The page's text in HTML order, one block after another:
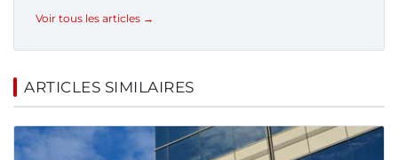
Voir tous les articles →
ARTICLES SIMILAIRES